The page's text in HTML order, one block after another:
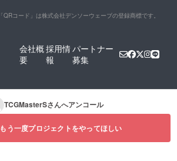
「QRコード」は株式会社デンソーウェーブの登録商標です。
会社概
要
採用情
報
パートナー
募集
TCGMasterSさんへアンコール
もう一度プロジェクトをやってほしい